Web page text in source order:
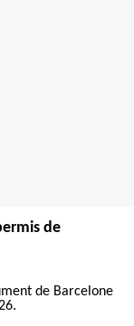
de
de Barcelone